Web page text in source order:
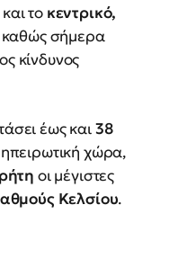
το κεντρικό,
καθώς σήμερα
κίνδυνος
έως και38
χώρα,
οι μέγιστες
Κελσίου.